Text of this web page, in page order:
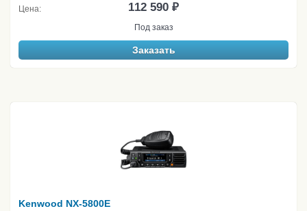
Цена: 112 590 ₽
Под заказ
Заказать
Kenwood NX-5800E